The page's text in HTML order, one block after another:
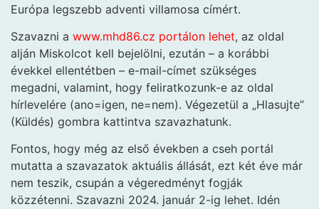
Európa legszebb adventi villamosa címért.
Szavazni a www.mhd86.cz portálon lehet, az oldal
alján Miskolcot kell bejelölni, ezután – a korábbi
évekkel ellentétben – e-mail-címet szükséges
megadni, valamint, hogy feliratkozunk-e az oldal
hírlevelére (ano=igen, ne=nem). Végezetül a „Hlasujte”
(Küldés) gombra kattintva szavazhatunk.
Fontos, hogy még az első években a cseh portál
mutatta a szavazatok aktuális állását, ezt két éve már
nem teszik, csupán a végeredményt fogják
közzétenni. Szavazni 2024. január 2-ig lehet. Idén